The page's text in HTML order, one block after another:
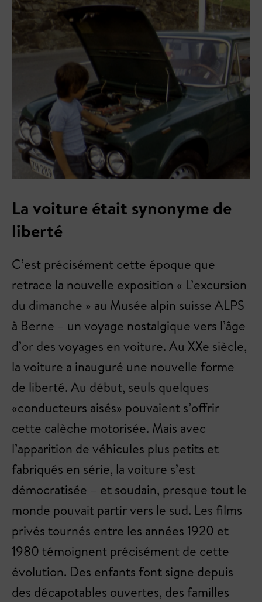
La voiture était synonyme de
liberté
C’est précisément cette époque que
retrace la nouvelle exposition « L’excursion
du dimanche » au Musée alpin suisse ALPS
à Berne – un voyage nostalgique vers l’âge
d’or des voyages en voiture. Au XXe siècle,
la voiture a inauguré une nouvelle forme
de liberté. Au début, seuls quelques
«conducteurs aisés» pouvaient s’offrir
cette calèche motorisée. Mais avec
l’apparition de véhicules plus petits et
fabriqués en série, la voiture s’est
démocratisée – et soudain, presque tout le
monde pouvait partir vers le sud. Les films
privés tournés entre les années 1920 et
1980 témoignent précisément de cette
évolution. Des enfants font signe depuis
des décapotables ouvertes, des familles